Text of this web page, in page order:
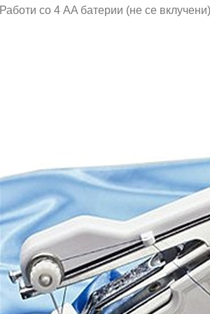
Работи со 4 AA батерии (не се